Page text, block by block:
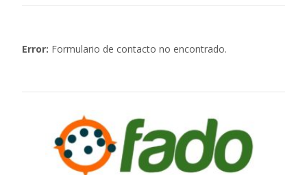
Error: Formulario de contacto no encontrado.